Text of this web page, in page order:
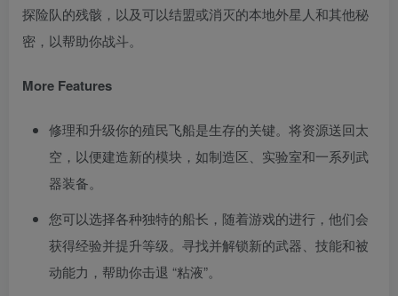
探险队的残骸，以及可以结盟或消灭的本地外星人和其他秘
密，以帮助你战斗。
More Features
修理和升级你的殖民飞船是生存的关键。将资源送回太
空，以便建造新的模块，如制造区、实验室和一系列武
器装备。
您可以选择各种独特的船长，随着游戏的进行，他们会
获得经验并提升等级。寻找并解锁新的武器、技能和被
动能力，帮助你击退 “粘液”。